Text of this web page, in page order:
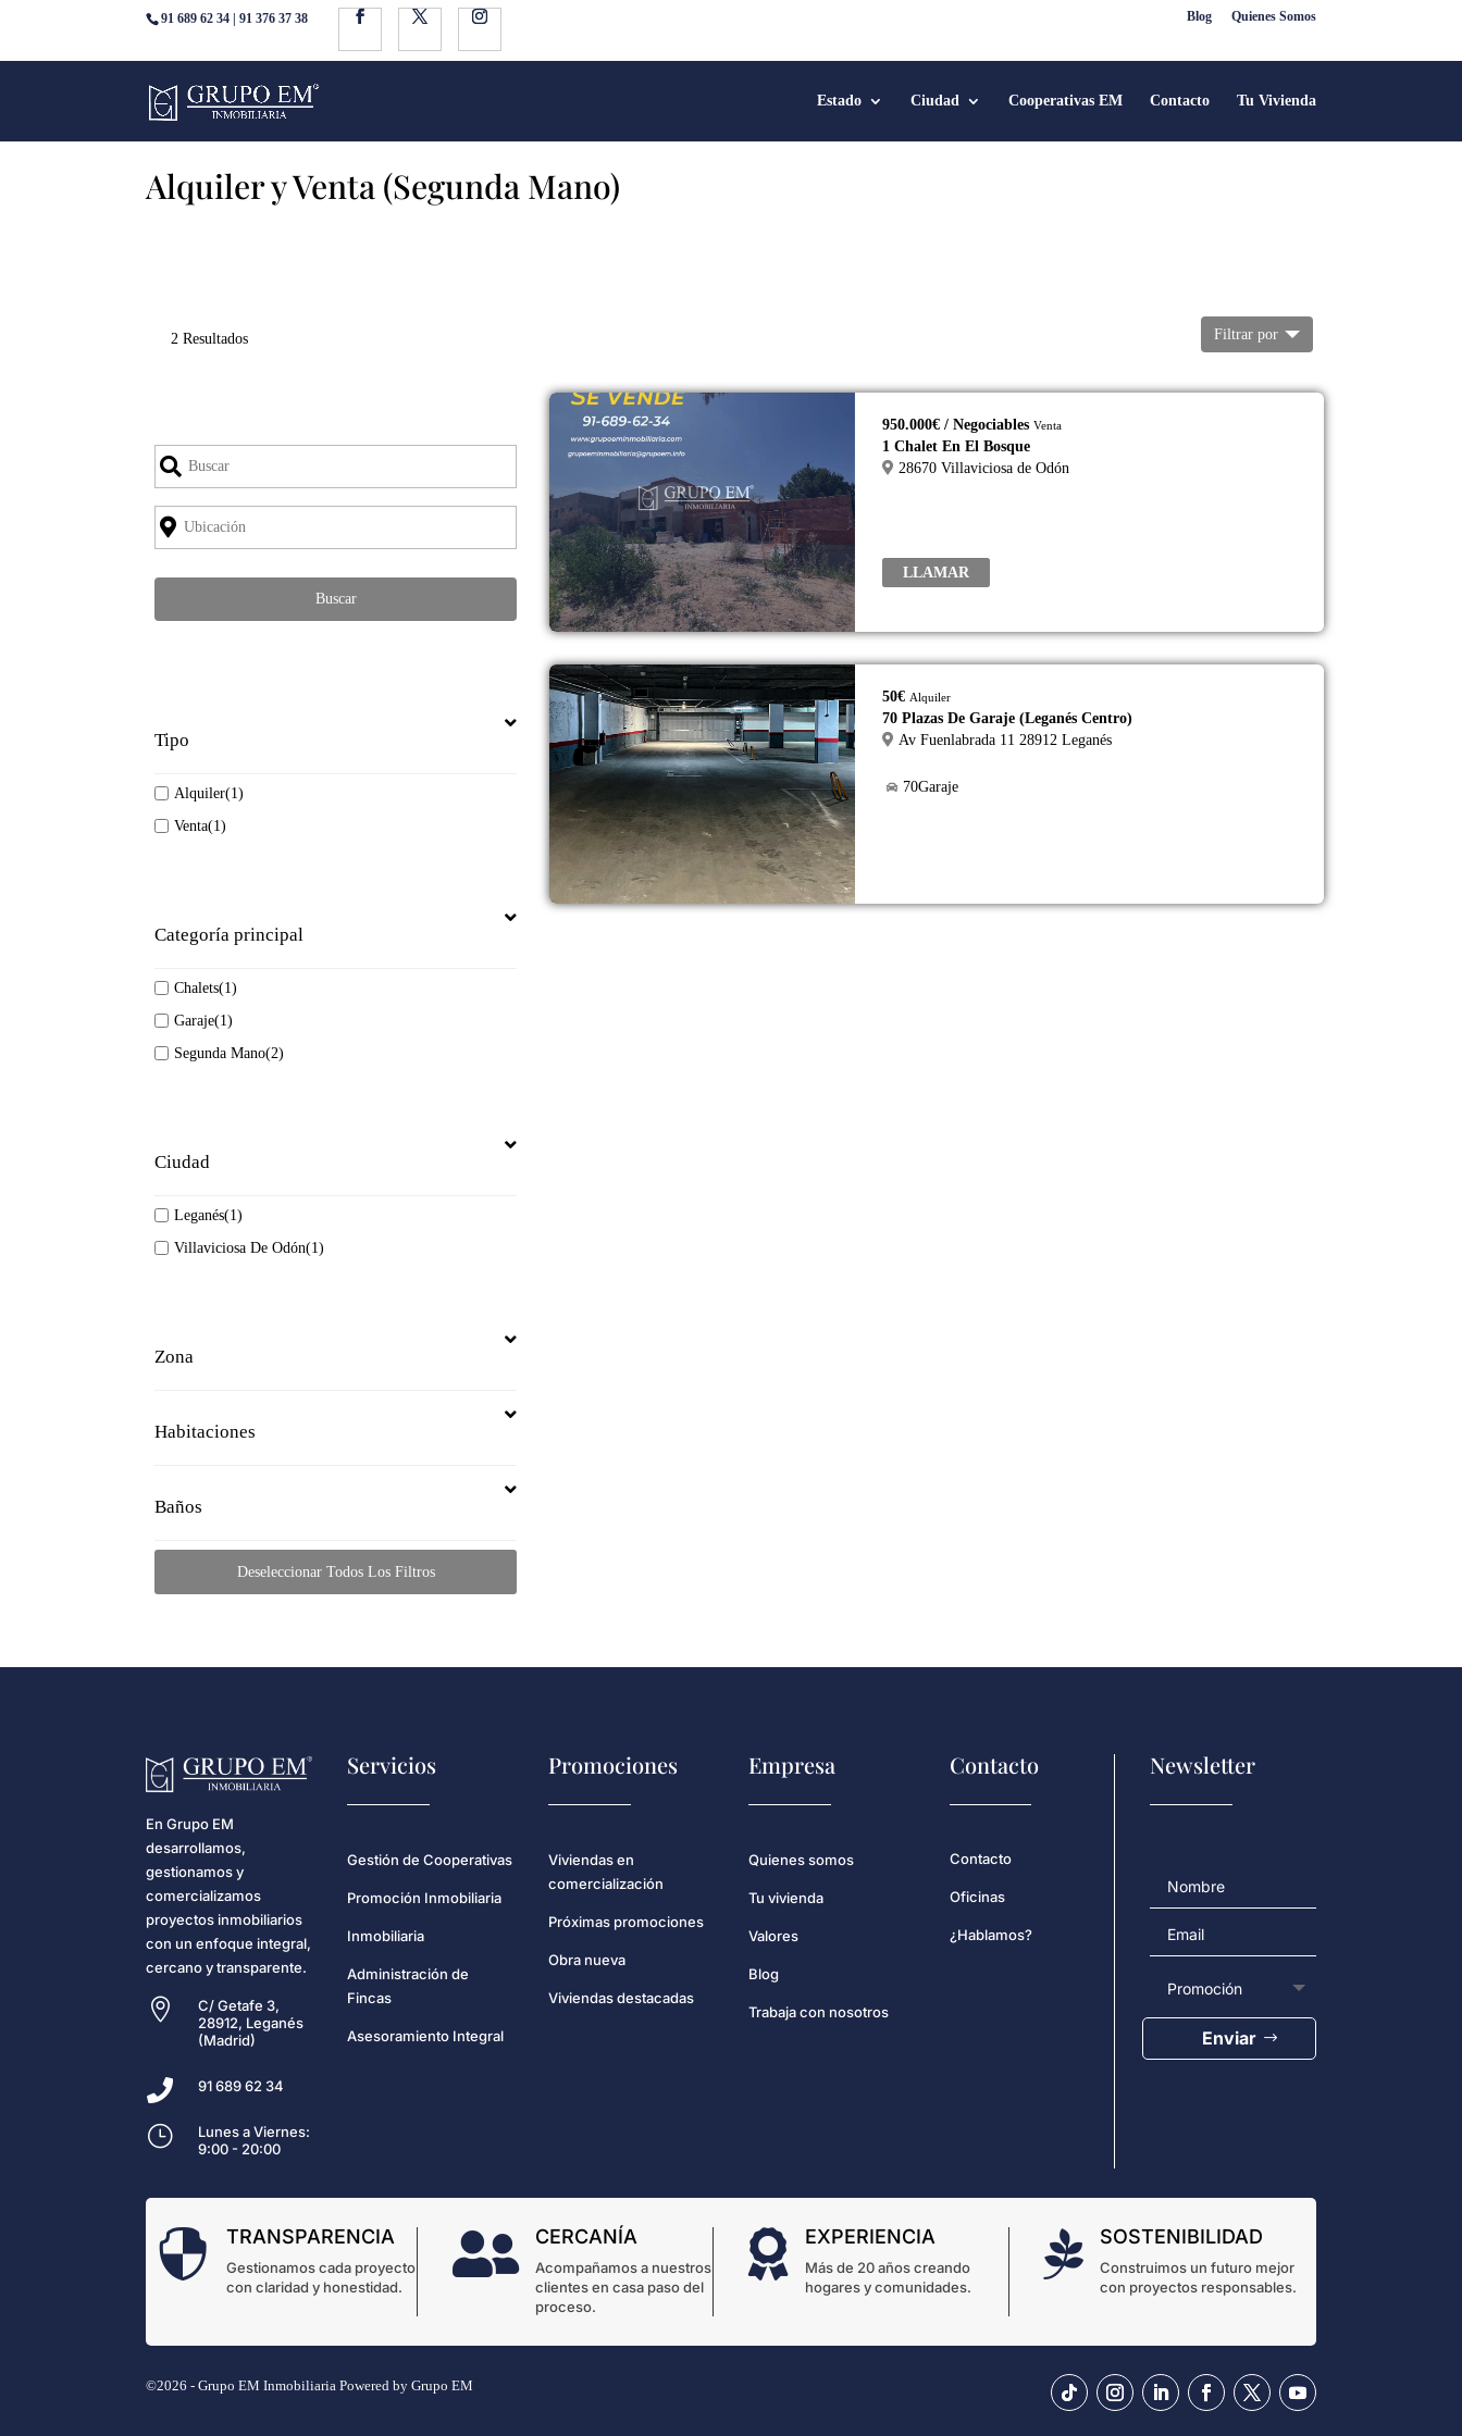
91 689 62 34 | 91 376 37 38 Blog Quienes Somos
Estado Ciudad Cooperativas EM Contacto Tu Vivienda
Alquiler y Venta (Segunda Mano)
Tipo
Alquiler(1)
Venta(1)
Categoría principal
Chalets(1)
Garaje(1)
Segunda Mano(2)
Ciudad
Leganés(1)
Villaviciosa De Odón(1)
Zona
Habitaciones
Baños
2 Resultados Filtrar por
Deseleccionar Todos Los Filtros
950.000€ / Negociables Venta
1 Chalet En El Bosque
28670 Villaviciosa de Odón
LLAMAR
50€ Alquiler
70 Plazas De Garaje (Leganés Centro)
Av Fuenlabrada 11 28912 Leganés
70Garaje
En Grupo EM
desarrollamos,
gestionamos y
comercializamos
proyectos inmobiliarios
con un enfoque integral,
cercano y transparente.

C/ Getafe 3,
28912, Leganés
(Madrid)
 91 689 62 34
}
Lunes a Viernes:
9:00 - 20:00
Servicios
Gestión de Cooperativas
Promoción Inmobiliaria
Inmobiliaria
Administración de
Fincas
Asesoramiento Integral
Promociones
Viviendas en
comercialización
Próximas promociones
Obra nueva
Viviendas destacadas
Empresa
Quienes somos
Tu vivienda
Valores
Blog
Trabaja con nosotros
Contacto
Contacto
Oficinas
¿Hablamos?
Newsletter
Enviar
 TRANSPARENCIA
Gestionamos cada proyecto
con claridad y honestidad.
 CERCANÍA
Acompañamos a nuestros
clientes en casa paso del
proceso.
 EXPERIENCIA
Más de 20 años creando
hogares y comunidades.
 SOSTENIBILIDAD
Construimos un futuro mejor
con proyectos responsables.
©2026 - Grupo EM InmobiliariaPowered byGrupo EM